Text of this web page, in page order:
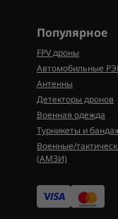
Популярное
FPV дроны
Автомобильные
Антенны
Детекторы дронов
Военная одежда
Турникеты и
Военные/
(AMЗИ)